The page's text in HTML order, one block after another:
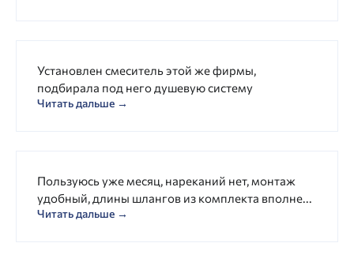
Установлен смеситель этой же фирмы,
подбирала под него душевую систему
Читать дальше →
Пользуюсь уже месяц, нареканий нет, монтаж
удобный, длины шлангов из комплекта вполне...
Читать дальше →